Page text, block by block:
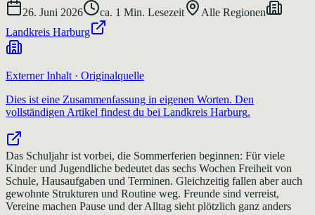
26. Juni 2026 ca. 1 Min. Lesezeit
Alle Regionen
Landkreis Harburg
Externer Inhalt · Originalquelle
Dies ist eine Zusammenfassung in eigenen Worten. Den
vollständigen Artikel findest du bei Landkreis Harburg.
Das Schuljahr ist vorbei, die Sommerferien beginnen: Für viele
Kinder und Jugendliche bedeutet das sechs Wochen Freiheit von
Schule, Hausaufgaben und Terminen. Gleichzeitig fallen aber auch
gewohnte Strukturen und Routine weg. Freunde sind verreist,
Vereine machen Pause und der Alltag sieht plötzlich ganz anders